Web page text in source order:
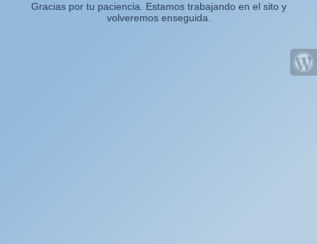
Gracias por tu paciencia. Estamos trabajando en el sito y
volveremos enseguida.